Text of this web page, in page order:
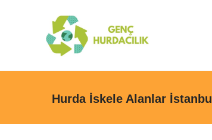
Hurda İskele Alanlar İstanbul